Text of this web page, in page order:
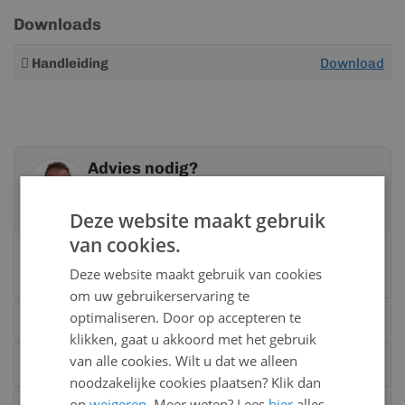
Downloads
Meer
Handleiding Download
Advies nodig?
Vandaag bereikbaar
van 08:00 tot 17:00 uur
0528 - 355190
Mailinfo@kunststofbouwmateriaal.nl
Deze website maakt gebruik
van cookies.
Deze website maakt gebruik van cookies
om uw gebruikerservaring te
optimaliseren. Door op accepteren te
klikken, gaat u akkoord met het gebruik
van alle cookies. Wilt u dat we alleen
noodzakelijke cookies plaatsen? Klik dan